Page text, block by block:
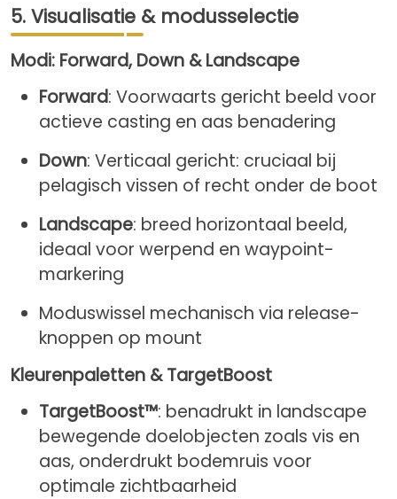
5. Visualisatie & modusselectie
Modi: Forward, Down & Landscape
Forward: Voorwaarts gericht beeld voor
actieve casting en aas benadering
Down: Verticaal gericht: cruciaal bij
pelagisch vissen of recht onder de boot
Landscape: breed horizontaal beeld,
ideaal voor werpend en waypoint-
markering
Moduswissel mechanisch via release-
knoppen op mount
Kleurenpaletten & TargetBoost
TargetBoost™: benadrukt in landscape
bewegende doelobjecten zoals vis en
aas, onderdrukt bodemruis voor
optimale zichtbaarheid